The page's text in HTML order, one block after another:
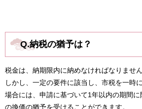
Q.納税の猶予は？
税金は、納期限内に納めなければなりません
しかし、一定の要件に該当し、市税を一時
場合には、申請に基づいて1年以内の期間
の換価の猶予を受けることができます。